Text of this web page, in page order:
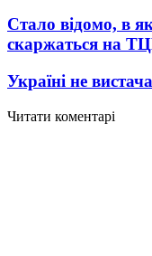
Стало відомо, в
скаржаться на
Україні не
Читати коментарі